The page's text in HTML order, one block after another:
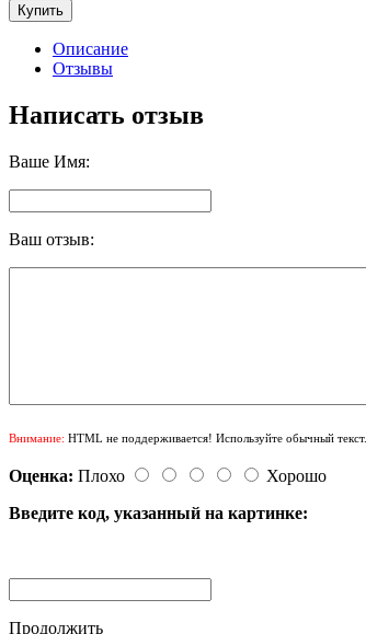
Купить
Описание
Отзывы
Написать отзыв
Ваше Имя:
Ваш отзыв:
Внимание: HTML не поддерживается! Используйте обычный текст.
Оценка: Плохо
Хорошо
Введите код, указанный на картинке:
Продолжить